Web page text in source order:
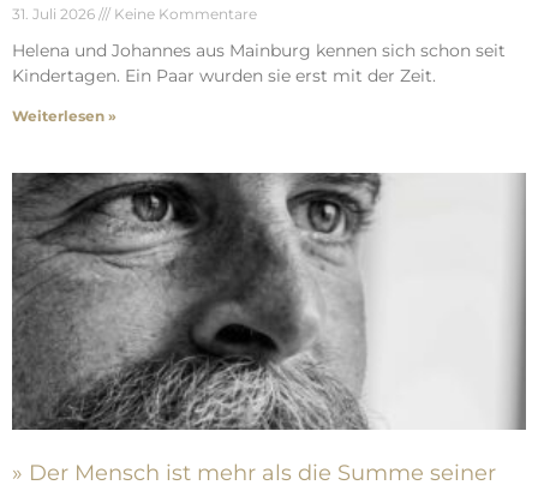
31. Juli 2026 Keine Kommentare
Helena und Johannes aus Mainburg kennen sich schon seit
Kindertagen. Ein Paar wurden sie erst mit der Zeit.
Weiterlesen »
» Der Mensch ist mehr als die Summe seiner